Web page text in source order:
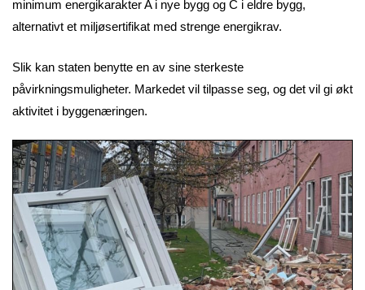
minimum energikarakter A i nye bygg og C i eldre bygg,
alternativt et miljøsertifikat med strenge energikrav.
Slik kan staten benytte en av sine sterkeste
påvirkningsmuligheter. Markedet vil tilpasse seg, og det vil gi økt
aktivitet i byggenæringen.